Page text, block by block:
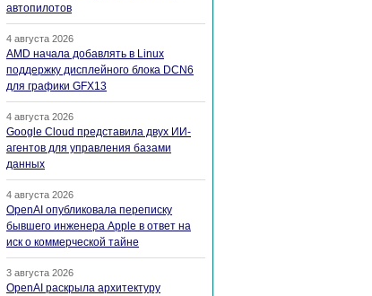
автопилотов
4 августа 2026
AMD начала добавлять в Linux
поддержку дисплейного блока DCN6
для графики GFX13
4 августа 2026
Google Cloud представила двух ИИ-
агентов для управления базами
данных
4 августа 2026
OpenAI опубликовала переписку
бывшего инженера Apple в ответ на
иск о коммерческой тайне
3 августа 2026
OpenAI раскрыла архитектуру